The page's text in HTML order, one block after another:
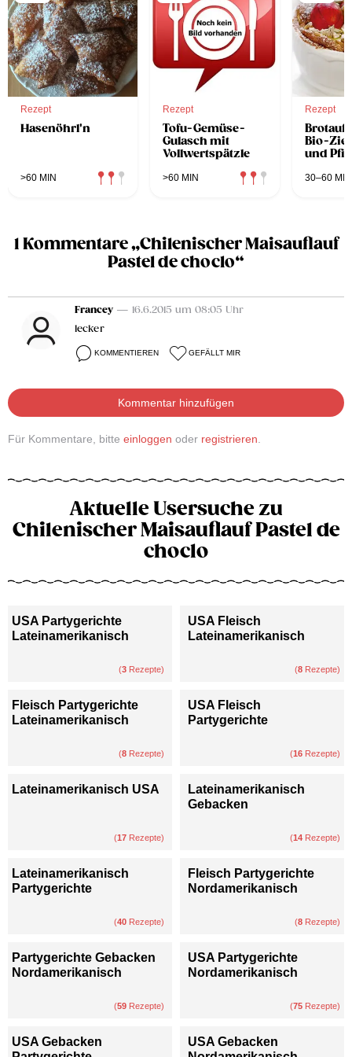
Rezept
Hasenöhrl'n
>60 MIN
Rezept
Tofu-Gemüse-
Gulasch mit
Vollwertspätzle
>60 MIN
Rezept
Bio-
und
30–60 MIN
1 Kommentare „Chilenischer Maisauflauf
Pastel de choclo“
Francey — 16.6.2015 um 08:05 Uhr
lecker
KOMMENTIEREN GEFÄLLT MIR
Kommentar hinzufügen
Für Kommentare, bitte einloggen oder registrieren.
Aktuelle Usersuche zu
Chilenischer Maisauflauf Pastel de
choclo
USA Partygerichte
Lateinamerikanisch
(3 Rezepte)
USA Fleisch
Lateinamerikanisch
(8 Rezepte)
Fleisch Partygerichte
Lateinamerikanisch
(8 Rezepte)
USA Fleisch
Partygerichte
(16 Rezepte)
Lateinamerikanisch USA
(17 Rezepte)
Lateinamerikanisch
Gebacken
(14 Rezepte)
Lateinamerikanisch
Partygerichte
(40 Rezepte)
Fleisch Partygerichte
Nordamerikanisch
(8 Rezepte)
Partygerichte Gebacken
Nordamerikanisch
(59 Rezepte)
USA Partygerichte
Nordamerikanisch
(75 Rezepte)
USA Gebacken
USA Gebacken